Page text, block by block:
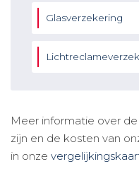
Glasverzekering
Meer informatie over
zijn en de kosten van
in onze